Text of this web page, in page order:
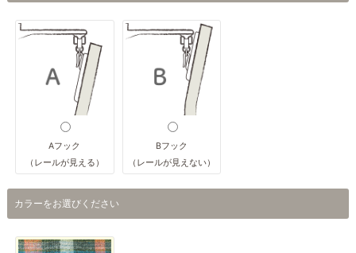
Aフック
（レールが見える）
Bフック
（レールが見えない）
カラーをお選びください